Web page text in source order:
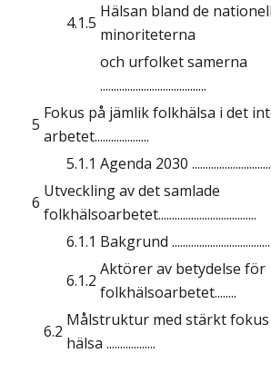
4.1.5
Hälsan bland de
minoriteterna
och urfolket samerna
.......................................
5
Fokus på jämlik folkhälsa i det
arbetet....................
5.1.1 Agenda 2030
6
Utveckling av det samlade
folkhälsoarbetet....................................
6.1.1 Bakgrund
6.1.2
Aktörer av betydelse för
folkhälsoarbetet........
6.2
Målstruktur med stärkt
hälsa ..................